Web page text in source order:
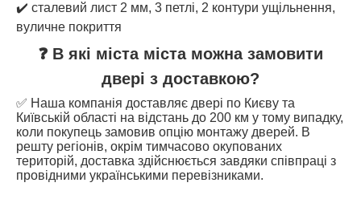
✔️ сталевий лист 2 мм, 3 петлі, 2 контури ущільнення,
вуличне покриття
❓ В які міста міста можна замовити
двері з доставкою?
✅ Наша компанія доставляє двері по Києву та
Київській області на відстань до 200 км у тому випадку,
коли покупець замовив опцію монтажу дверей. В
решту регіонів, окрім тимчасово окупованих
територій, доставка здійснюється завдяки співпраці з
провідними українськими перевізниками.